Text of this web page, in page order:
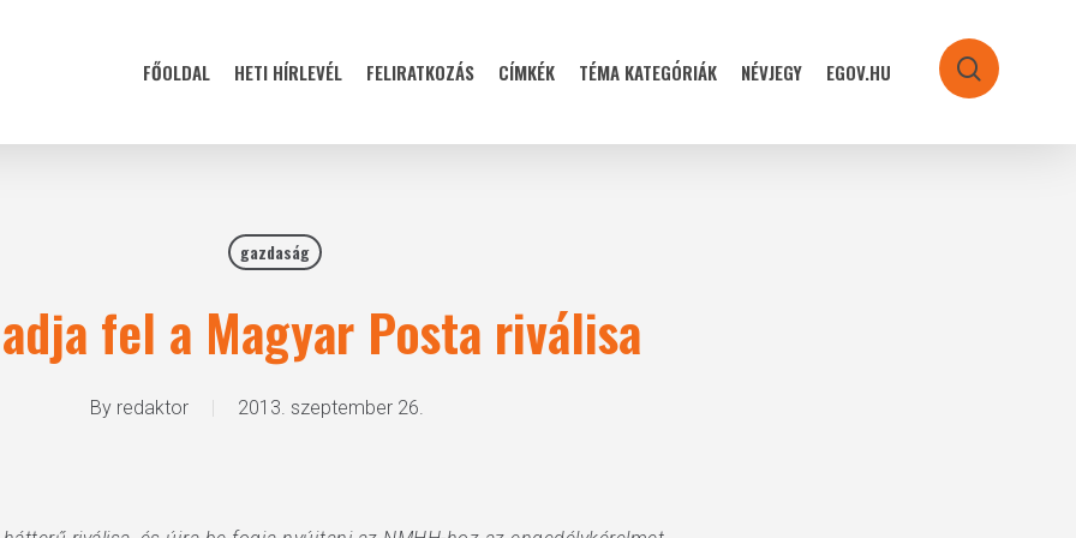
FŐOLDAL HETI HÍRLEVÉL FELIRATKOZÁS CÍMKÉK TÉMA KATEGÓRIÁK NÉVJEGY EGOV.HU search
gazdaság
fel a Magyar Posta riválisa
By redaktor 2013. szeptember 26.